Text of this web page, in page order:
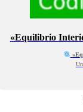
«Equilibrio